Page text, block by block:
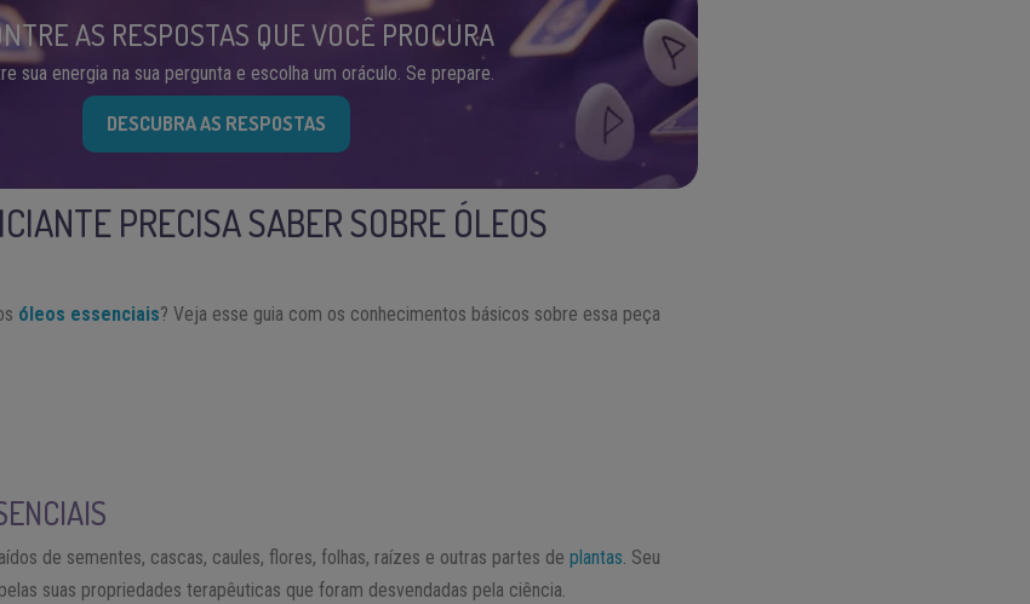
AS RESPOSTAS QUE VOCÊ PROCURA
sua energia na sua pergunta e escolha um oráculo. Se prepare.
DESCUBRA AS RESPOSTAS
PRECISA SABER SOBRE ÓLEOS
óleos essenciais? Veja esse guia com os conhecimentos básicos sobre essa peça
de sementes, cascas, caules, flores, folhas, raízes e outras partes deplantas. Seu
suas propriedades terapêuticas que foram desvendadas pela ciência.